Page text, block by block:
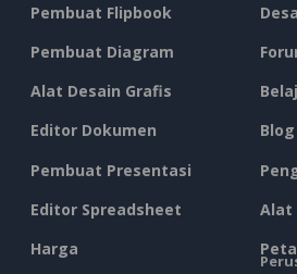
Pembuat Flipbook
Pembuat Diagram
Alat Desain Grafis
Editor Dokumen
Pembuat Presentasi
Editor Spreadsheet
Harga
Blog
Alat